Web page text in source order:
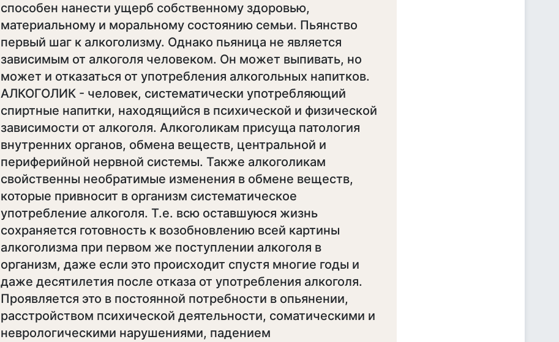
способен нанести ущерб собственному здоровью,
материальному и моральному состоянию семьи. Пьянство
первый шаг к алкоголизму. Однако пьяница не является
зависимым от алкоголя человеком. Он может выпивать, но
может и отказаться от употребления алкогольных напитков.
АЛКОГОЛИК - человек, систематически употребляющий
спиртные напитки, находящийся в психической и физической
зависимости от алкоголя. Алкоголикам присуща патология
внутренних органов, обмена веществ, центральной и
периферийной нервной системы. Также алкоголикам
свойственны необратимые изменения в обмене веществ,
которые привносит в организм систематическое
употребление алкоголя. Т.е. всю оставшуюся жизнь
сохраняется готовность к возобновлению всей картины
алкоголизма при первом же поступлении алкоголя в
организм, даже если это происходит спустя многие годы и
даже десятилетия после отказа от употребления алкоголя.
Проявляется это в постоянной потребности в опьянении,
расстройством психической деятельности, соматическими и
неврологическими нарушениями, падением